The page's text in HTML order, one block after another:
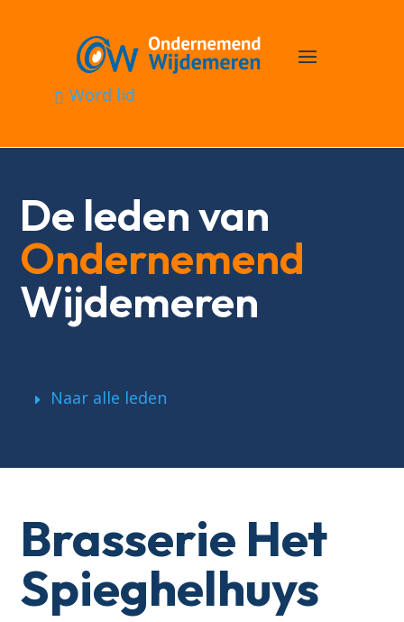
Word lid
De leden van
Ondernemend
Wijdemeren
Naar alle leden
Brasserie Het
Spieghelhuys